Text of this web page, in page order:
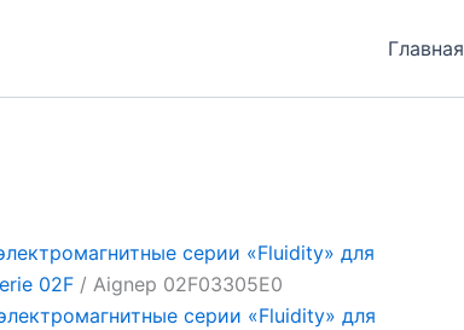
Главная
серии «Fluidity» для
02F / Aignep 02F03305E0
серии «Fluidity» для